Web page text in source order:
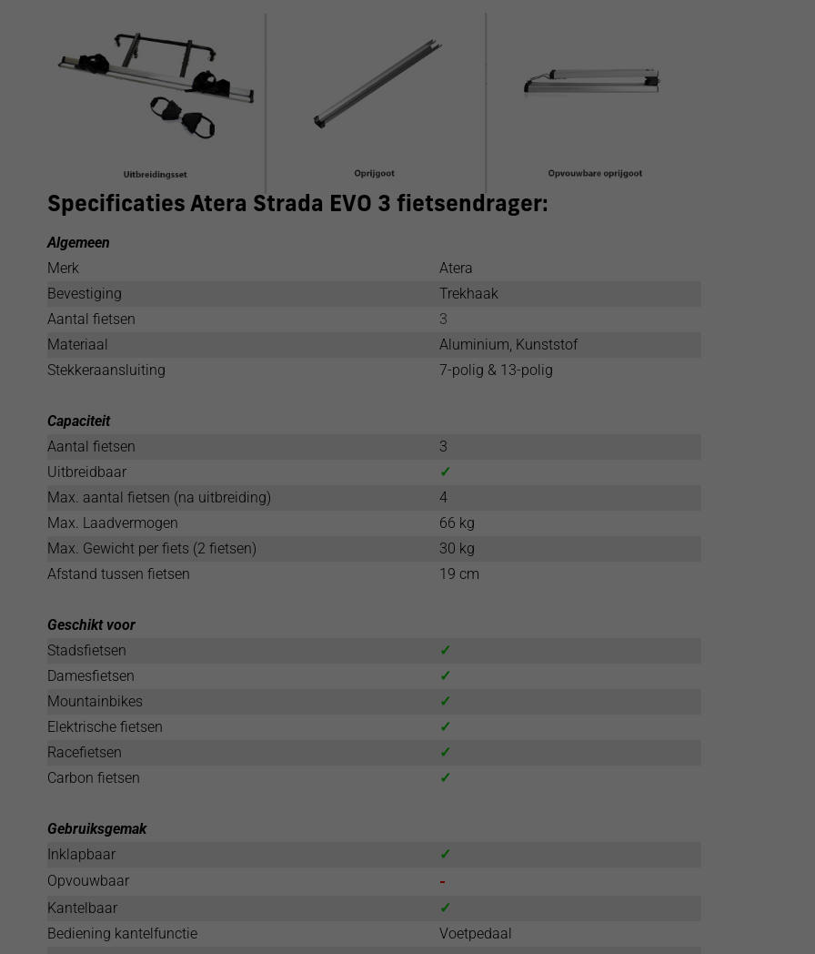
Specificaties Atera Strada EVO 3 fietsendrager:
Algemeen
Merk
Atera
Bevestiging
Trekhaak
Aantal fietsen
3
Materiaal
Aluminium, Kunststof
Stekkeraansluiting
7-polig & 13-polig
Capaciteit
Aantal fietsen
3
Uitbreidbaar
✓
Max. aantal fietsen (na uitbreiding)
4
Max. Laadvermogen
66 kg
Max. Gewicht per fiets (2 fietsen)
30 kg
Afstand tussen fietsen
19 cm
Geschikt voor
Stadsfietsen
✓
Damesfietsen
✓
Mountainbikes
✓
Elektrische fietsen
✓
Racefietsen
✓
Carbon fietsen
✓
Gebruiksgemak
Inklapbaar
✓
Opvouwbaar
-
Kantelbaar
✓
Bediening kantelfunctie
Voetpedaal